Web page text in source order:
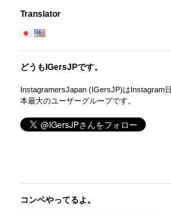
Translator
どうもIGersJPです。
InstagramersJapan (IGersJP)はInstagram日
本最大のユーザーグループです。
コンペやってるよ。